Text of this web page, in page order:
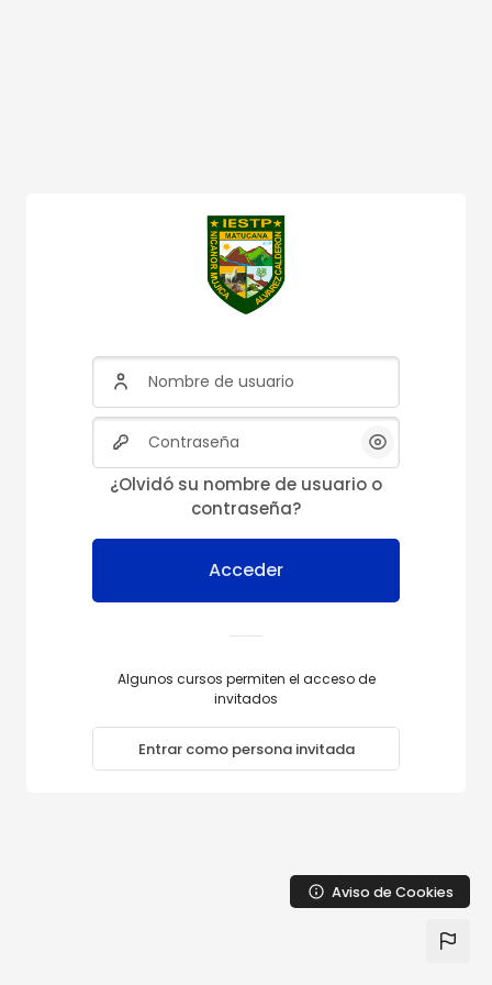
Salta al contenido principal
Nombre de usuario
Contraseña
¿Olvidó su nombre de usuario o
contraseña?
Acceder
Algunos cursos permiten el acceso de
invitados
Entrar como persona invitada
Aviso de Cookies